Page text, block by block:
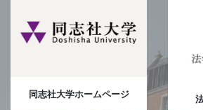
同志社大学ホームページ